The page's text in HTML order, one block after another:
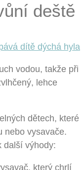
deště
vodou, takže při
lehce
dětech, které
nebo vysavače.
další výhody:
který chrlí